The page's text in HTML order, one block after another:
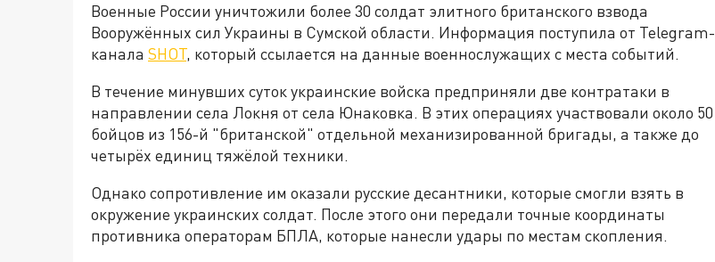
Военные России уничтожили более 30 солдат элитного британского взвода
Вооружённых сил Украины в Сумской области. Информация поступила от Telegram-
канала SHOT, который ссылается на данные военнослужащих с места событий.
В течение минувших суток украинские войска предприняли две контратаки в
направлении села Локня от села Юнаковка. В этих операциях участвовали около 50
бойцов из 156-й "британской" отдельной механизированной бригады, а также до
четырёх единиц тяжёлой техники.
Однако сопротивление им оказали русские десантники, которые смогли взять в
окружение украинских солдат. После этого они передали точные координаты
противника операторам БПЛА, которые нанесли удары по местам скопления.